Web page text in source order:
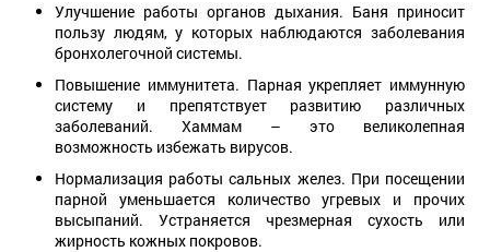
Улучшение работы органов дыхания. Баня приносит
пользу людям, у которых наблюдаются заболевания
бронхолегочной системы.
Повышение иммунитета. Парная укрепляет иммунную
систему и препятствует развитию различных
заболеваний. Хаммам – это великолепная
возможность избежать вирусов.
Нормализация работы сальных желез. При посещении
парной уменьшается количество угревых и прочих
высыпаний. Устраняется чрезмерная сухость или
жирность кожных покровов.